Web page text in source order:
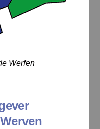
Werfen